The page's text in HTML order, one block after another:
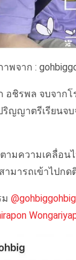
าพจาก :
อชิรพล จบจาก
ริญญาตรีเรียนจ
ามความเคลื่อน
มารถเข้าไปกด
@gohbiggohbig